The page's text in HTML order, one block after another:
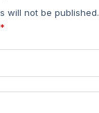
will not be published.
*